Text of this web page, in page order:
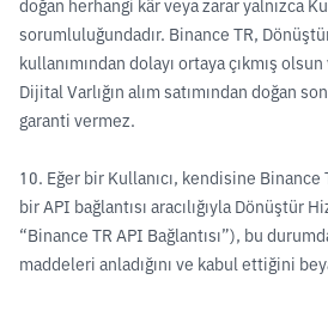
doğan herhangi kâr veya zarar yalnızca
sorumluluğundadır. Binance TR,
kullanımından dolayı ortaya çıkmış
Dijital Varlığın alım satımından doğan
garanti vermez.
10. Eğer bir Kullanıcı, kendisine Binance
bir API bağlantısı aracılığıyla Dönüştür
“Binance TR API Bağlantısı”), bu
maddeleri anladığını ve kabul ettiğini